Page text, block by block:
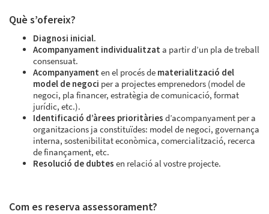
Què s’ofereix?
Diagnosi inicial.
Acompanyament individualitzat a partir d’un pla de treball
consensuat.
Acompanyament en el procés de materialització del
model de negoci per a projectes emprenedors (model de
negoci, pla financer, estratègia de comunicació, format
jurídic, etc.).
Identificació d’àrees prioritàries d’acompanyament per a
organitzacions ja constituïdes: model de negoci, governança
interna, sostenibilitat econòmica, comercialització, recerca
de finançament, etc.
Resolució de dubtes en relació al vostre projecte.
Com es reserva assessorament?